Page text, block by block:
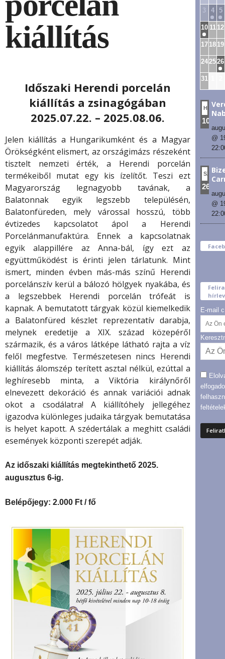
kiállítás
Időszaki Herendi porcelán
kiállítás a zsinagógában
2025.07.22. – 2025.08.06.
Jelen kiállítás a Hungarikumként és a Magyar
Örökségként elismert, az országimázs részeként
tisztelt nemzeti érték, a Herendi porcelán
termékeiből mutat egy kis ízelítőt. Teszi ezt
Magyarország legnagyobb tavának, a
Balatonnak egyik legszebb településén,
Balatonfüreden, mely várossal hosszú, több
évtizedes kapcsolatot ápol a Herendi
Porcelánmanufaktúra. Ennek a kapcsolatnak
egyik alappillére az Anna-bál, így ezt az
együttműködést is érinti jelen tárlatunk. Mint
ismert, minden évben más-más színű Herendi
porcelánszív kerül a bálozó hölgyek nyakába, és
a legszebbek Herendi porcelán trófeát is
kapnak. A bemutatott tárgyak közül kiemelkedik
a Balatonfüred készlet reprezentatív darabja,
melynek eredetije a XIX. század közepéről
származik, és a város látképe látható rajta a víz
felől megfestve. Természetesen nincs Herendi
kiállítás álomszép terített asztal nélkül, ezúttal a
leghíresebb minta, a Viktória királynőről
elnevezett dekoráció és annak variációi adnak
okot a csodálatra! A kiállítóhely jellegéhez
igazodva különleges judaika tárgyak bemutatása
is helyet kapott. A szédertálak a meghitt családi
események központi szerepét adják.
Az időszaki kiállítás megtekinthető 2025.
augusztus 6-ig.
Belépőjegy: 2.000 Ft / fő
3 4 5
10 11 12
17 18 19
242526
31
HÉT
10
@
SZE
26
@
E-mail